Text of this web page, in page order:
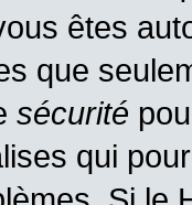
êtes
que
sécurité
qui